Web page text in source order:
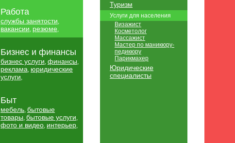
Работа
службы занятости,
вакансии, резюме,
Бизнес и финансы
бизнес услуги, финансы,
реклама, юридические
услуги,
Быт
мебель, бытовые
товары, бытовые услуги,
фото и видео, интерьер,
Туризм
Услуги для населения
Визажист
Косметолог
Массажист
Мастер по маникюру-
педикюру
Парикмахер
Юридические
специалисты